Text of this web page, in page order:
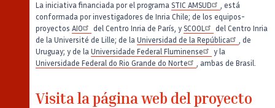
La iniciativa financiada por el programa STIC AMSUD
, está
conformada por investigadores de Inria Chile; de los equipos-
proyectos AIO del Centro Inria de París, y SCOOL
del Centro Inria
de la Université de Lille; de la Universidad de la República
, de
Uruguay; y de la Universidade Federal Fluminense
y la
Universidade Federal do Rio Grande do Norte
, ambas de Brasil.
Visita la página web del proyecto